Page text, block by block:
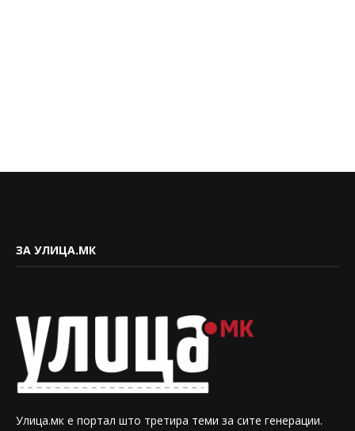
ЗА УЛИЦА.МК
Улица.мк е портал што третира теми за сите генерации.